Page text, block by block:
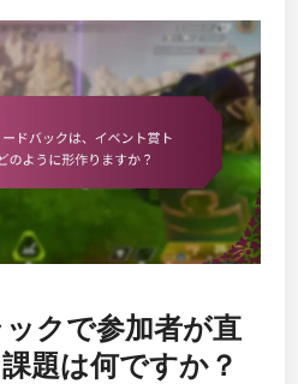
クで参加者が直
題は何ですか？